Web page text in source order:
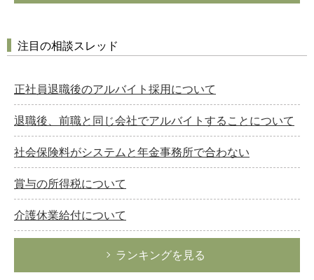
注目の相談スレッド
正社員退職後のアルバイト採用について
退職後、前職と同じ会社でアルバイトすることについて
社会保険料がシステムと年金事務所で合わない
賞与の所得税について
介護休業給付について
ランキングを見る